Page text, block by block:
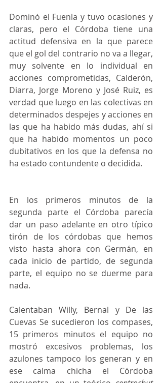
Dominó el Fuenla y tuvo ocasiones y
claras, pero el Córdoba tiene una
actitud defensiva en la que parece
que el gol del contrario no va a llegar,
muy solvente en lo individual en
acciones comprometidas, Calderón,
Diarra, Jorge Moreno y José Ruiz, es
verdad que luego en las colectivas en
determinados despejes y acciones en
las que ha habido más dudas, ahí si
que ha habido momentos un poco
dubitativos en los que la defensa no
ha estado contundente o decidida.
En los primeros minutos de la
segunda parte el Córdoba parecía
dar un paso adelante en otro típico
tirón de los córdobas que hemos
visto hasta ahora con Germán, en
cada inicio de partido, de segunda
parte, el equipo no se duerme para
nada.
Calentaban Willy, Bernal y De las
Cuevas Se sucedieron los compases,
15 primeros minutos el equipo no
mostró excesivos problemas, los
azulones tampoco los generan y en
ese calma chicha el Córdoba